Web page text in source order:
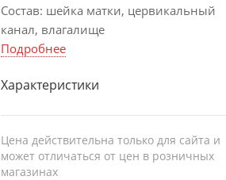
Состав: шейка матки, цервикальный
канал, влагалище
Подробнее
Характеристики
Цена действительна только для сайта и
может отличаться от цен в розничных
магазинах